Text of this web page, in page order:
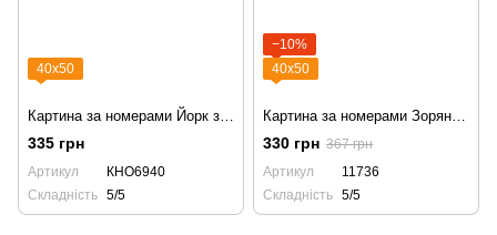
40х50
Картина за номерами Йорк з ведмедиком KHO6940 собачка собака
335 грн
Артикул
КНО6940
Складність 5/5
−10%
40х50
Картина за номерами Зоряний скакун, фарби металік 11736
330 грн 367 грн
Артикул
11736
Складність 5/5